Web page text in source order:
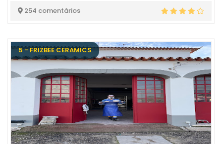
254 comentários
5 - FRIZBEE CERAMICS